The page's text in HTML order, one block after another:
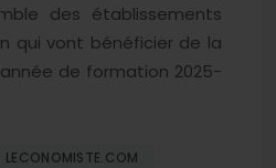
des établissements
qui vont bénéficier de la
de formation 2025-
LECONOMISTE.COM